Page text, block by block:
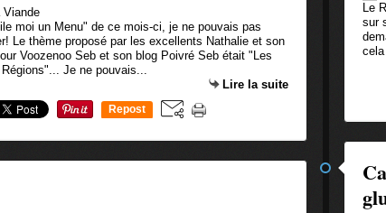
moi un Menu" de ce mois-ci, je ne pouvais pas
Le thème proposé par les excellents Nathalie et son
Voozenoo Seb et son blog Poivré Seb était "Les
Je ne pouvais...
Lire la suite
Repost
Le
sur